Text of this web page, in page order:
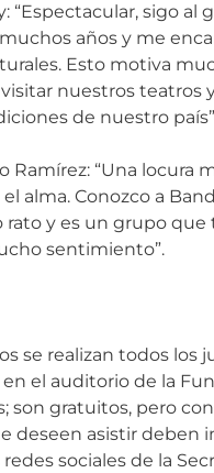
“Espectacular, sigo al
años y me
Esto motiva
visitar nuestros teatros
de nuestro
Ramírez: “Una locura
alma. Conozco a
rato y es un grupo
sentimiento”.
se realizan todos los
en el auditorio de la
son gratuitos, pero
deseen asistir deben
sociales de la